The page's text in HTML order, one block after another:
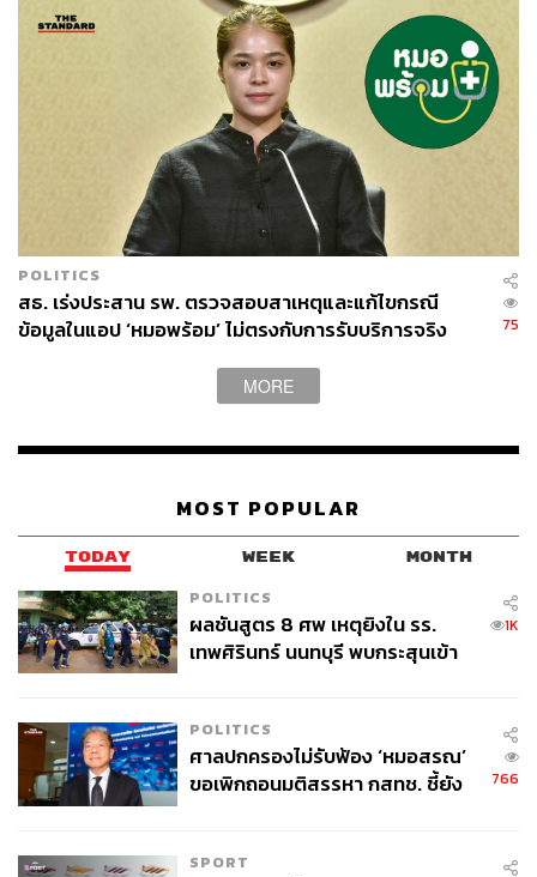
POLITICS
สธ. เร่งประสาน รพ. ตรวจสอบสาเหตุและแก้ไขกรณี
ข้อมูลในแอป ‘หมอพร้อม’ ไม่ตรงกับการรับบริการจริง
75
MORE
MOST POPULAR
TODAY WEEK MONTH
POLITICS
ผลชันสูตร 8 ศพ เหตุยิงใน รร.
เทพศิรินทร์ นนทบุรี พบกระสุนเข้า
1K
POLITICS
ศาลปกครองไม่รับฟ้อง ‘หมอสรณ’
ขอเพิกถอนมติสรรหา กสทช. ชี้ยัง
766
SPORT